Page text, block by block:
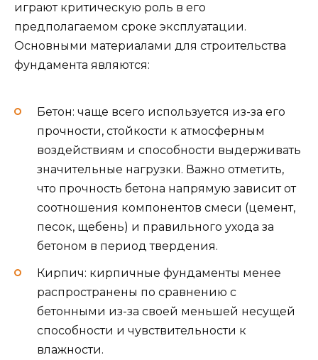
играют критическую роль в его
предполагаемом сроке эксплуатации.
Основными материалами для строительства
фундамента являются:
Бетон: чаще всего используется из-за его
прочности, стойкости к атмосферным
воздействиям и способности выдерживать
значительные нагрузки. Важно отметить,
что прочность бетона напрямую зависит от
соотношения компонентов смеси (цемент,
песок, щебень) и правильного ухода за
бетоном в период твердения.
Кирпич: кирпичные фундаменты менее
распространены по сравнению с
бетонными из-за своей меньшей несущей
способности и чувствительности к
влажности.